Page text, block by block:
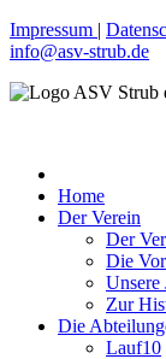
Impressum |
info@asv-strub.de
Home
Der Verein
Der
Die
Unsere
Zur
Die
Lauf10